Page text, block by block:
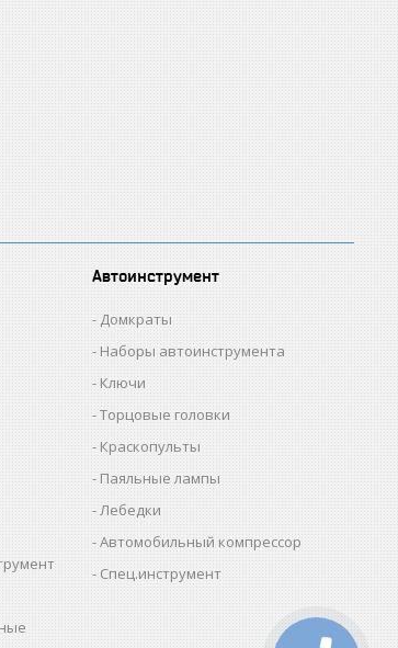
Автоинструмент
Домкраты
Наборы автоинструмента
Ключи
Торцовые головки
Краскопульты
Паяльные лампы
Лебедки
Автомобильный компрессор
Спец.инструмент